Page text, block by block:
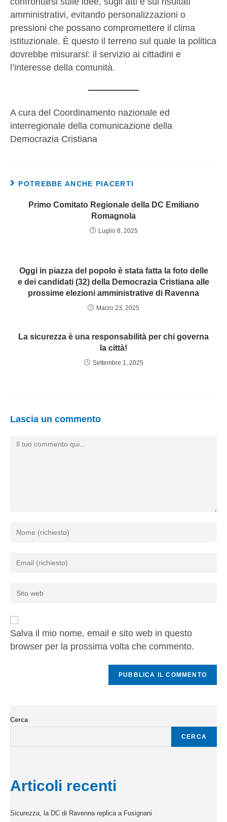
amministrativi, evitando personalizzazioni o
pressioni che possano compromettere il clima
istituzionale. È questo il terreno sul quale la politica
dovrebbe misurarsi: il servizio ai cittadini e
l’interesse della comunità.
A cura del Coordinamento nazionale ed
interregionale della comunicazione della
Democrazia Cristiana
POTREBBE ANCHE PIACERTI
Primo Comitato Regionale della DC Emiliano
Romagnola
Luglio 8, 2025
Oggi in piazza del popolo è stata fatta la foto delle
e dei candidati (32) della Democrazia Cristiana alle
prossime elezioni amministrative di Ravenna
Marzo 23, 2025
La sicurezza è una responsabilità per chi governa
la città!
Settembre 1, 2025
Lascia un commento
Salva il mio nome, email e sito web in questo
browser per la prossima volta che commento.
Cerca
CERCA
Articoli recenti
Sicurezza, la DC di Ravenna replica a Fusignani